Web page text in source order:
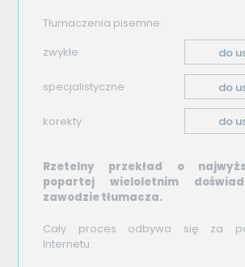
Tłumaczenia pisemne:
zwykłe
do
specjalistyczne do
korekty do
Rzetelny przekład o
popartej wieloletnim
zawodzie tłumacza.
Cały proces odbywa się za
Internetu.